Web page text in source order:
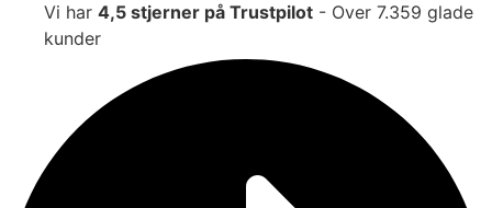
Vi har 4,5 stjerner på Trustpilot - Over 7.359 glade
kunder